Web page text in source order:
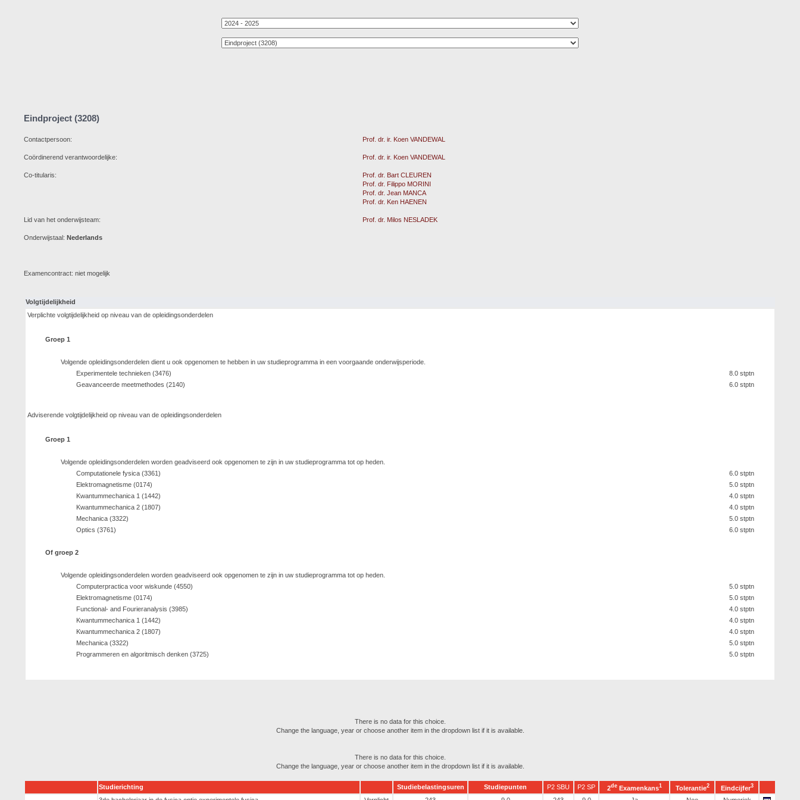
Eindproject (3208)
Contactpersoon: Prof. dr. ir. Koen VANDEWAL
Coördinerend verantwoordelijke: Prof. dr. ir. Koen VANDEWAL
Co-titularis:
Prof. dr. Bart CLEUREN
Prof. dr. Filippo MORINI
Prof. dr. Jean MANCA
Prof. dr. Ken HAENEN
Lid van het onderwijsteam: Prof. dr. Milos NESLADEK
Onderwijstaal: Nederlands
Examencontract: niet mogelijk
Volgtijdelijkheid
Verplichte volgtijdelijkheid op niveau van de opleidingsonderdelen
Groep 1
Volgende opleidingsonderdelen dient u ook opgenomen te hebben in uw studieprogramma in een voorgaande onderwijsperiode.
Experimentele technieken (3476)
8.0 stptn
Geavanceerde meetmethodes (2140)
6.0 stptn
Adviserende volgtijdelijkheid op niveau van de opleidingsonderdelen
Groep 1
Volgende opleidingsonderdelen worden geadviseerd ook opgenomen te zijn in uw studieprogramma tot op heden.
Computationele fysica (3361)
6.0 stptn
Elektromagnetisme (0174)
5.0 stptn
Kwantummechanica 1 (1442)
4.0 stptn
Kwantummechanica 2 (1807)
4.0 stptn
Mechanica (3322)
5.0 stptn
Optics (3761)
6.0 stptn
Of groep 2
Volgende opleidingsonderdelen worden geadviseerd ook opgenomen te zijn in uw studieprogramma tot op heden.
Computerpractica voor wiskunde (4550)
5.0 stptn
Elektromagnetisme (0174)
5.0 stptn
Functional- and Fourieranalysis (3985)
4.0 stptn
Kwantummechanica 1 (1442)
4.0 stptn
Kwantummechanica 2 (1807)
4.0 stptn
Mechanica (3322)
5.0 stptn
Programmeren en algoritmisch denken (3725)
5.0 stptn
There is no data for this choice.
Change the language, year or choose another item in the dropdown list if it is available.
There is no data for this choice.
Change the language, year or choose another item in the dropdown list if it is available.
Studierichting Studiebelastingsuren Studiepunten P2 SBU P2 SP 2deExamenkans1 Tolerantie2 Eindcijfer3